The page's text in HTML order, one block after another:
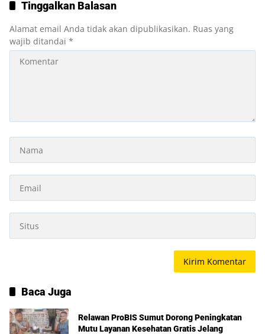
Tinggalkan Balasan
Alamat email Anda tidak akan dipublikasikan. Ruas yang
wajib ditandai *
Baca Juga
Relawan ProBIS Sumut Dorong Peningkatan
Mutu Layanan Kesehatan Gratis Jelang